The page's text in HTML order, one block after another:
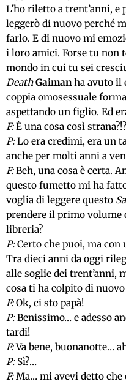
L’ho riletto a trent’anni, e
leggerò di nuovo perché
farlo. E di nuovo mi
i loro amici. Forse tu non
mondo in cui tu sei
Death Gaiman ha avuto il
coppia omosessuale
aspettando un figlio. Ed
F:È una cosa così strana?!?
P:Lo era credimi, era un
anche per molti anni a
F:Beh, una cosa è certa.
questo fumetto mi ha
voglia di leggere questo
prendere il primo volume
libreria?
P:Certo che puoi, ma con
Tra dieci anni da oggi
alle soglie dei trent’anni,
cosa ti ha colpito di
F:Ok, ci sto papà!
P:Benissimo… e adesso
tardi!
F:Va bene, buonanotte…
P:Sì?…
F:Ma… mi avevi detto che